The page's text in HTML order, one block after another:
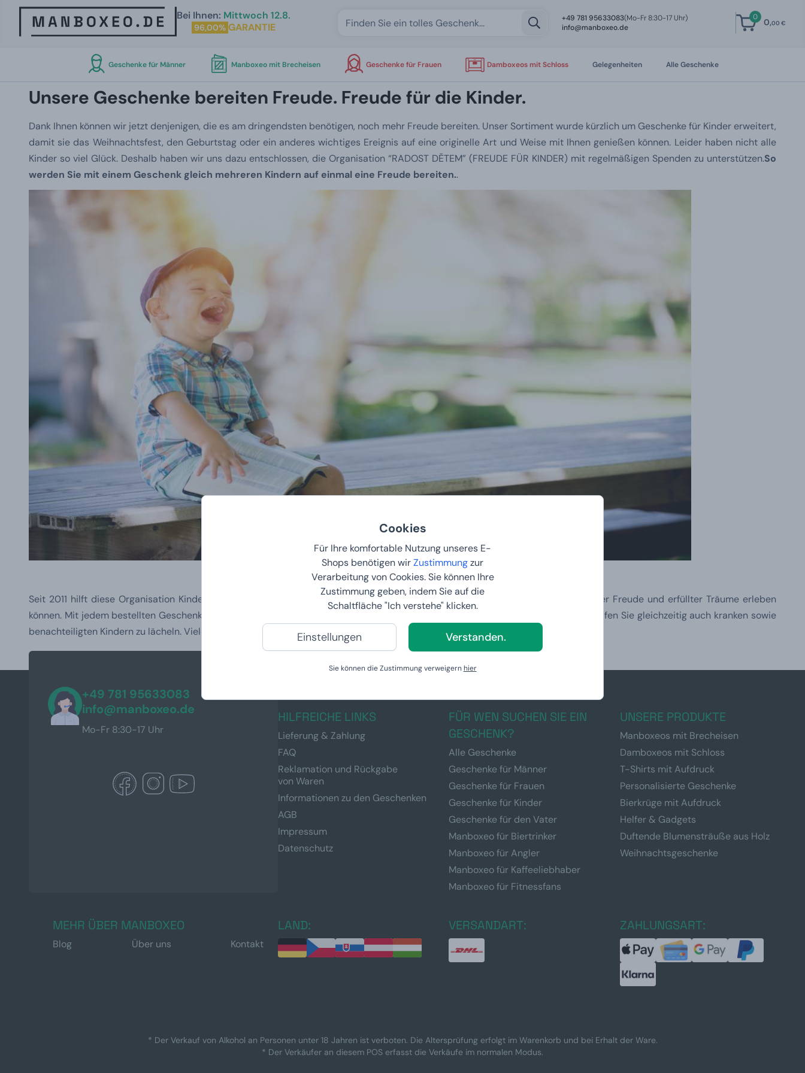
Cookies
Für Ihre komfortable Nutzung unseres E-
Shops benötigen wirZustimmungzur
Verarbeitung von Cookies. Sie können Ihre
Zustimmung geben, indem Sie auf die
Schaltfläche "Ich verstehe" klicken.
Einstellungen Verstanden.
Sie können die Zustimmung verweigernhier
Bei Ihnen: Mittwoch 12.8.
96,00% GARANTIE
+49 781 95633083(Mo-Fr 8:30-17 Uhr)
info@manboxeo.de
0 0,00 €
Geschenke für Männer Manboxeo mit Brecheisen Geschenke für Frauen Damboxeos mit Schloss Gelegenheiten Alle Geschenke
Unsere Geschenke bereiten Freude. Freude für die Kinder.
Dank Ihnen können wir jetzt denjenigen, die es am dringendsten benötigen, noch mehr Freude bereiten. Unser Sortiment wurde kürzlich um Geschenke für Kinder erweitert,
damit sie das Weihnachtsfest, den Geburtstag oder ein anderes wichtiges Ereignis auf eine originelle Art und Weise mit Ihnen genießen können. Leider haben nicht alle
Kinder so viel Glück. Deshalb haben wir uns dazu entschlossen, die Organisation “RADOST DĚTEM” (FREUDE FÜR KINDER) mit regelmäßigen Spenden zu unterstützen.So
werden Sie mit einem Geschenk gleich mehreren Kindern auf einmal eine Freude bereiten..
Seit 2011 hilft diese Organisation Kindern mit schweren Krankheiten und Kindern aus Kinderheimen, damit auch sie Momente der Freude und erfüllter Träume erleben
können. Mit jedem bestellten Geschenk von Manboxeo, das Ihren Kindern, Partnern, Eltern oder Freunden eine Freude bereitet, helfen Sie gleichzeitig auch kranken sowie
benachteiligten Kindern zu lächeln. Vielen Dank.
ICH WILL FREUDE BEREITEN
+49 781 95633083
info@manboxeo.de
Mo-Fr 8:30-17 Uhr
HILFREICHE LINKS
Lieferung & Zahlung
FAQ
Reklamation und Rückgabe
von Waren
Informationen zu den Geschenken
AGB
Impressum
Datenschutz
FÜR WEN SUCHEN SIE EIN
GESCHENK?
Alle Geschenke
Geschenke für Männer
Geschenke für Frauen
Geschenke für Kinder
Geschenke für den Vater
Manboxeo für Biertrinker
Manboxeo für Angler
Manboxeo für Kaffeeliebhaber
Manboxeo für Fitnessfans
UNSERE PRODUKTE
Manboxeos mit Brecheisen
Damboxeos mit Schloss
T-Shirts mit Aufdruck
Personalisierte Geschenke
Bierkrüge mit Aufdruck
Helfer & Gadgets
Duftende Blumensträuße aus Holz
Weihnachtsgeschenke
MEHR ÜBER MANBOXEO
Blog Über uns Kontakt
LAND: VERSANDART: ZAHLUNGSART:
* Der Verkauf von Alkohol an Personen unter 18 Jahren ist verboten. Die Altersprüfung erfolgt im Warenkorb und bei Erhalt der Ware.
* Der Verkäufer an diesem POS erfasst die Verkäufe im normalen Modus.